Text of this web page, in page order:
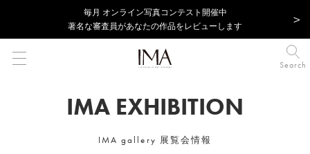
毎⽉ オンライン写真コンテスト開催中
著名な審査員があなたの作品をレビューします
Search
IMA EXHIBITION
IMA gallery 展覧会情報